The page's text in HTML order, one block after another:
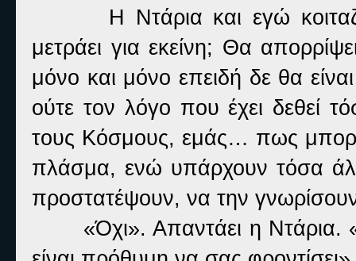
Η Ντάρια και εγώ
μετράει για εκείνη; Θα
μόνο και μόνο επειδή δε θα
ούτε τον λόγο που έχει δεθεί
τους Κόσμους, εμάς… πως
πλάσμα, ενώ υπάρχουν τόσα
προστατέψουν, να την
«Όχι». Απαντάει η